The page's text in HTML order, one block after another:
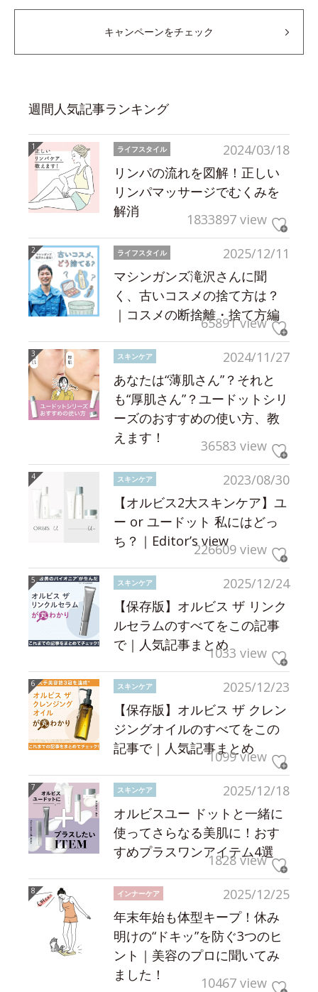
キャンペーンをチェック
週間人気記事ランキング
2024/03/18
ライフスタイル
リンパの流れを図解！正しい
リンパマッサージでむくみを
解消
1833897 view
2025/12/11
ライフスタイル
マシンガンズ滝沢さんに聞
く、古いコスメの捨て方は？
｜コスメの断捨離・捨て方編
65891 view
2024/11/27
スキンケア
あなたは“薄肌さん”？それと
も“厚肌さん”？ユードットシリ
ーズのおすすめの使い方、教
えます！
36583 view
2023/08/30
スキンケア
【オルビス2大スキンケア】ユ
ー or ユードット 私にはどっ
ち？｜Editor’s view226609 view
2025/12/24
スキンケア
【保存版】オルビス ザ リンク
ルセラムのすべてをこの記事
で｜人気記事まとめ1033 view
2025/12/23
スキンケア
【保存版】オルビス ザ クレン
ジングオイルのすべてをこの
記事で｜人気記事まとめ
1099 view
2025/12/18
スキンケア
オルビスユー ドットと一緒に
使ってさらなる美肌に！おす
すめプラスワンアイテム4選
1828 view
2025/12/25
インナーケア
年末年始も体型キープ！休み
明けの“ドキッ”を防ぐ3つのヒ
ント｜美容のプロに聞いてみ
ました！
10467 view